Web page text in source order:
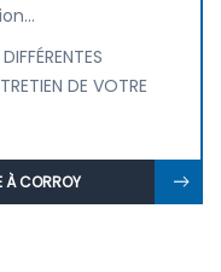
DE VOTRE
À CORROY